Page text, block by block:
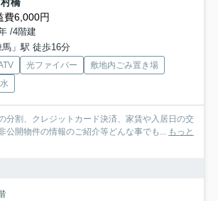
橋
費6,000円
/4階建
」駅 徒歩16分
光ファイバー
敷地内ごみ置き場
分割、クレジットカード決済、家賃や入居日の交
公開物件の情報のご紹介等どんな事でも... もっと